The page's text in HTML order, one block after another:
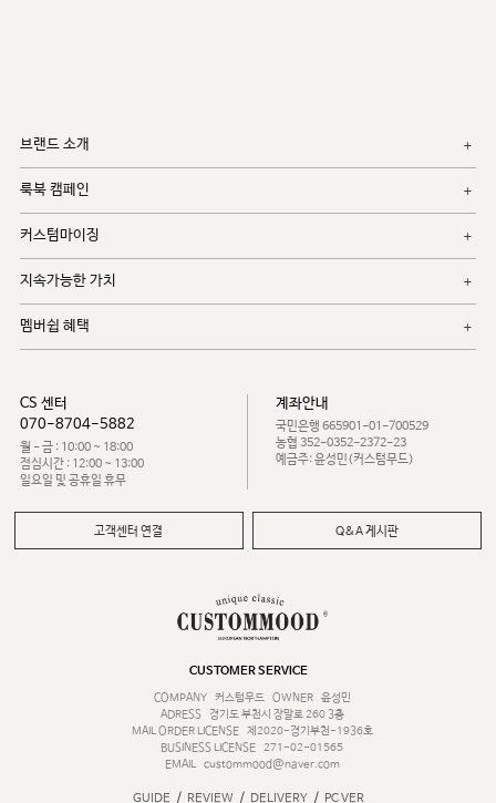
브랜드 소개
룩북 캠페인
커스텀마이징
지속가능한 가치
멤버쉽 혜택
CS 센터
070-8704-5882
월 - 금 : 10:00 ~ 18:00
점심시간 : 12:00 ~ 13:00
일요일 및 공휴일 휴무
계좌안내
국민은행 665901-01-700529
농협 352-0352-2372-23
예금주: 윤성민(커스텀무드)
고객센터 연결 Q&A 게시판
CUSTOMER SERVICE
COMPANY
커스텀무드 OWNER
윤성민
ADRESS
경기도 부천시 장말로 260 3층
MAIL ORDER LICENSE
제2020-경기부천-1936호
BUSINESS LICENSE 271-02-01565
EMAIL
custommood@naver.com
GUIDE / REVIEW / DELIVERY / PC VER